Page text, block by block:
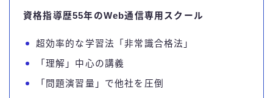
資格指導歴55年のWeb通信専用スクール
超効率的な学習法「非常識合格法」
「理解」中心の講義
「問題演習量」で他社を圧倒